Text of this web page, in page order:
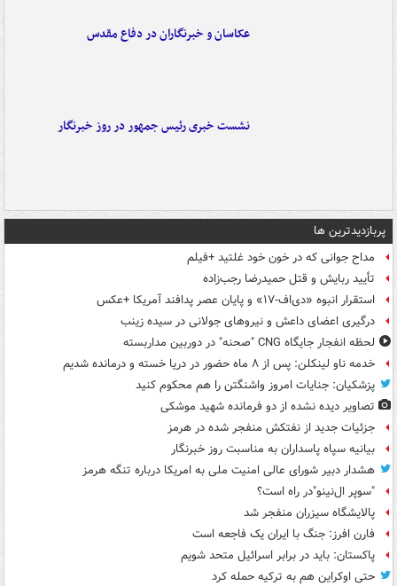
عکاسان و خبرنگاران در دفاع مقدس
نشست خبری رئیس جمهور در روز خبرنگار
پربازدیدترین ها
مداح جوانی که در خون خود غلتید +فیلم
تأیید ربایش و قتل حمیدرضا رجب‌زاده
استقرار انبوه «دی‌اف‑۱۷» و پایان عصر پدافند آمریکا +عکس
درگیری اعضای داعش و نیروهای جولانی در سیده زینب
لحظه انفجار جایگاه CNG "صحنه" در دوربین مداربسته
خدمه ناو لینکلن: پس از ۸ ماه حضور در دریا خسته و درمانده‌ شدیم
پزشکیان: جنایات امروز واشنگتن را هم محکوم کنید
تصاویر دیده‌ نشده از دو فرمانده شهید موشکی
جزئیات جدید از نفتکش منفجر شده در هرمز
بیانیه سپاه پاسداران به مناسبت روز خبرنگار
هشدار دبیر شورای عالی امنیت ملی به امریکا درباره تنگه هرمز
"سوپر ال‌نینو"در راه است؟
پالایشگاه سیزران منفجر شد
فارن افرز: جنگ با ایران یک فاجعه است
پاکستان: باید در برابر اسرائیل متحد شویم
حتی اوکراین هم به ترکیه حمله کرد